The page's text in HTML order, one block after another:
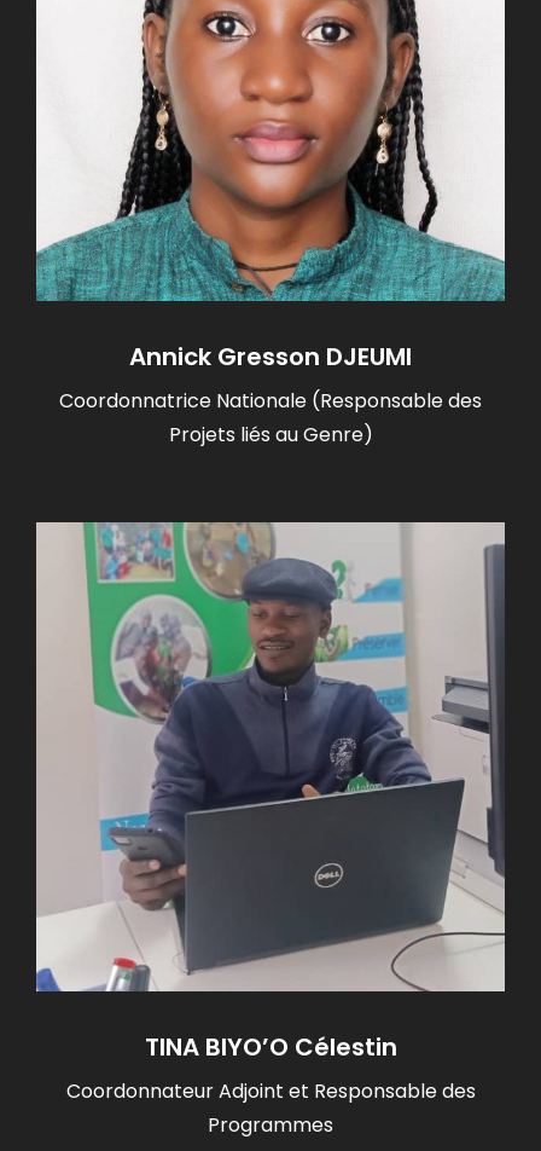
Annick Gresson DJEUMI
Coordonnatrice Nationale (Responsable des
Projets liés au Genre)
TINA BIYO’O Célestin
Coordonnateur Adjoint et Responsable des
Programmes